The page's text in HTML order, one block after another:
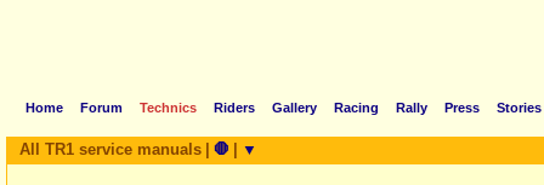
Home Forum Technics Riders Gallery Racing Rally Press Stories
All TR1 service manuals 🛑 ▼